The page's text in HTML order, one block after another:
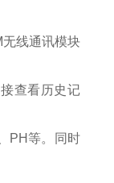
线通讯模块
查看历史记
PH等。同时